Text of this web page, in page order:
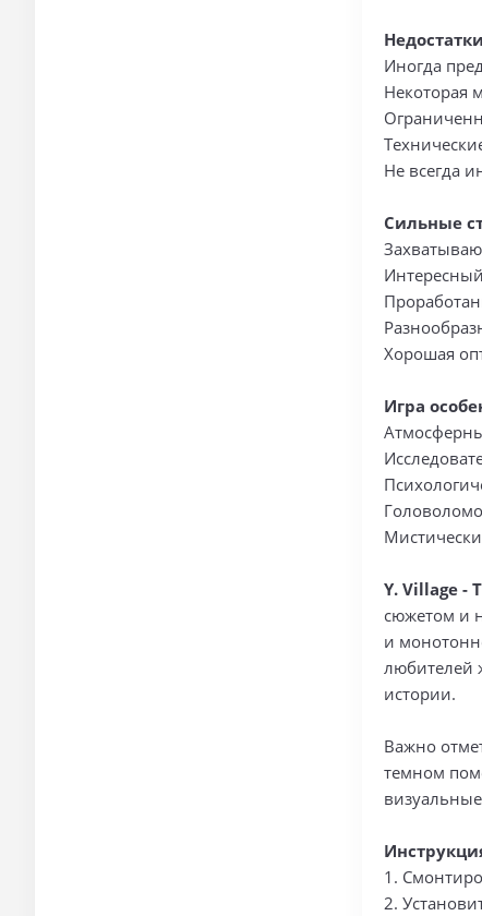
Иногда
Некоторая
Не всегда
Сильные
Хорошая
Игра
Y. Village -
сюжетом и
и
любителей
истории.
Важно
темном
1.
2.